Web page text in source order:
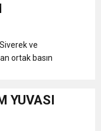
ve
ortak basın
YUVASI